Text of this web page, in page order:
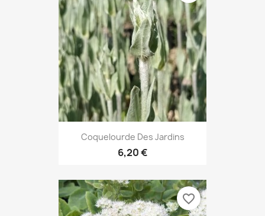
Coquelourde Des Jardins
6,20 €
favorite_border